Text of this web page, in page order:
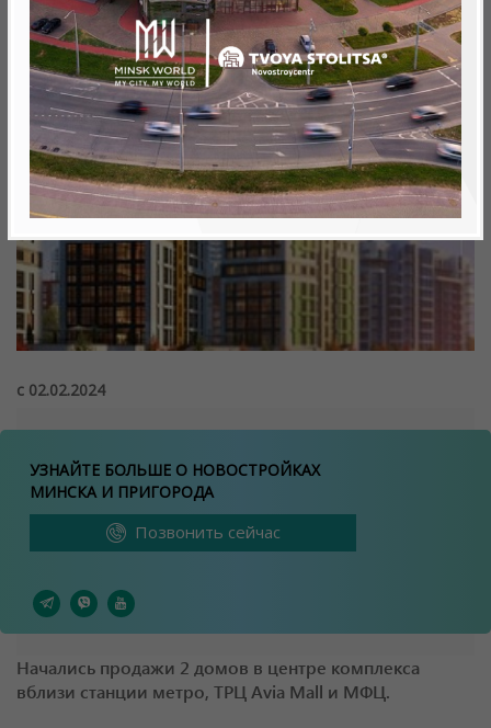
с 02.02.2024
УЗНАЙТЕ БОЛЬШЕ О НОВОСТРОЙКАХ
МИНСКА И ПРИГОРОДА
Позвонить сейчас
Начались продажи 2 домов в центре комплекса
вблизи станции метро, ТРЦ Avia Mall и МФЦ.